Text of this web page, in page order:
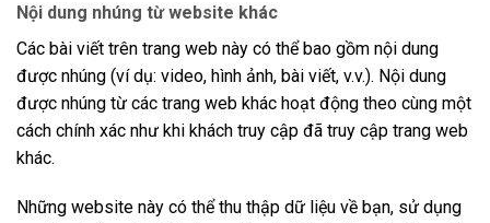
Nội dung nhúng từ website khác
Các bài viết trên trang web này có thể bao gồm nội dung
được nhúng (ví dụ: video, hình ảnh, bài viết, v.v.). Nội dung
được nhúng từ các trang web khác hoạt động theo cùng một
cách chính xác như khi khách truy cập đã truy cập trang web
khác.
Những website này có thể thu thập dữ liệu về bạn, sử dụng